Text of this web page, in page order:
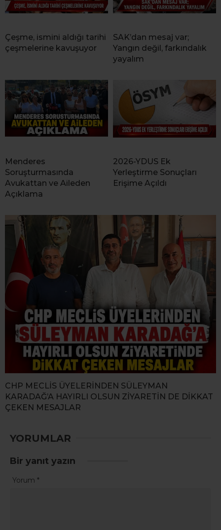
Çeşme, ismini aldığı tarihi
çeşmelerine kavuşuyor
SAK’dan mesaj var;
Yangın değil, farkındalık
yayalım
Menderes
Soruşturmasında
Avukattan ve Aileden
Açıklama
2026-YDUS Ek
Yerleştirme Sonuçları
Erişime Açıldı
CHP MECLİS ÜYELERİNDEN SÜLEYMAN
KARADAĞ’A HAYIRLI OLSUN ZİYARETİN DE DİKKAT
ÇEKEN MESAJLAR
YORUMLAR
Bir yanıt yazın
Yorum *